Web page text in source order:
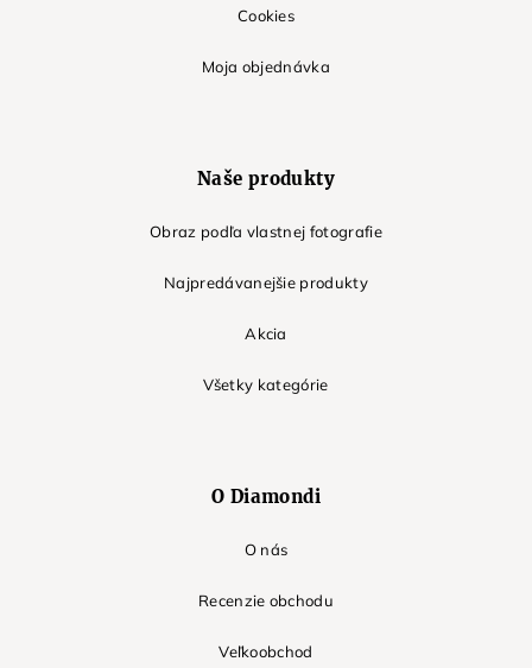
Cookies
Moja objednávka
Naše produkty
Obraz podľa vlastnej fotografie
Najpredávanejšie produkty
Akcia
Všetky kategórie
O Diamondi
O nás
Recenzie obchodu
Veľkoobchod